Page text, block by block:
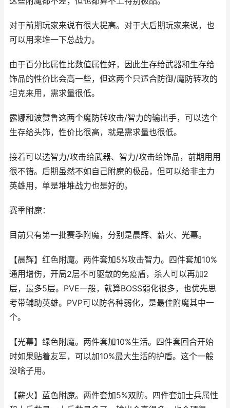
对于前期玩家来说有很大提高。对于大后期玩家来说，也
可以用来堆一下总战力。
由于百分比属性比数值属性好，因此生存给武器和生存给
饰品的性价比会高一些，但这两个只适合防御/魔防转攻的
坦克来用，需求量很低。
露娜和波赞鲁这两个魔防转攻击/智力的输出手，可以选个
生存给头饰，性价比很高，就是需求量也很低。
接着可以选智力/攻击给武器、智力/攻击给饰品，前期用用
很不错。后期虽然不如自己附魔的极品，但可以给非主力
英雄用，单是堆堆战力也是好的。
赛季附魔：
目前只有第一批赛季附魔，分别是晨辉、薪火、光幕。
【晨辉】红色附魔。两件套加5%攻击智力。四件套加10%
通用增伤，开局2层不可驱散的免疫盾，杀人可以再加2
层，最多5层。PVE一般，就算BOSS弱化很多，也优先思
考带辅助英雄。PVP可以防各种弱化，是最佳附魔其中一
个。
【光幕】绿色附魔。两件套加10%生活。四件套回合开始
时如果贴着友军，可以加10%最大生活的护盾。这个一般
没啥子用。
【薪火】蓝色附魔。两件套加5%双防。四件套加士兵属性